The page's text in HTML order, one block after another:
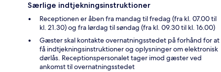
Særlige indtjekningsinstruktioner
Receptionen er åben fra mandag til fredag (fra kl. 07.00 til
kl. 21.30) og fra lørdag til søndag (fra kl. 09.30 til kl. 16.00)
Gæster skal kontakte overnatningsstedet på forhånd for at
få indtjekningsinstruktioner og oplysninger om elektronisk
dørlås. Receptionspersonalet tager imod gæster ved
ankomst til overnatningsstedet